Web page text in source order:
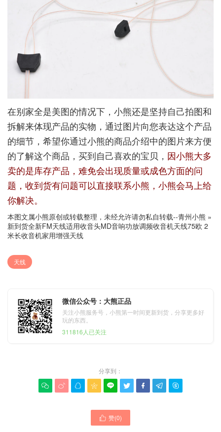
在别家全是美图的情况下，小熊还是坚持自己拍图和
拆解来体现产品的实物，通过图片向您表达这个产品
的细节，希望你通过小熊的商品介绍中的图片来方便
的了解这个商品，买到自己喜欢的宝贝， 因小熊大多
卖的是库存产品，难免会出现质量或成色方面的问
题，收到货有问题可以直接联系小熊，小熊会马上给
你解决。
本图文属小熊原创或转载整理，未经允许请勿私自转载--青州小熊 »
新到货全新FM天线适用收音头MD音响功放调频收音机天线75欧 2
米长收音机家用增强天线
天线
微信公众号：大熊正品
关注小熊服务号，小熊第一时间更新到货，分享更多好
玩的东西。
311816人已关注
分享到：
        
 赞(0)